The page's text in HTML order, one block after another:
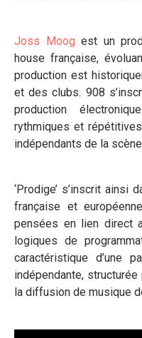
Joss Moog est un
house française,
production est
et des clubs. 908
production
rythmiques et
indépendants de la
‘Prodige’ s’inscrit ainsi
française et
pensées en lien direct
logiques de
caractéristique d’une
indépendante,
la diffusion de musique